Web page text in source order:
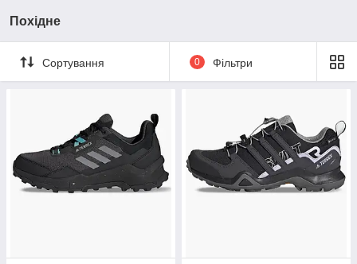
Похідне
Сортування 0 Фільтри